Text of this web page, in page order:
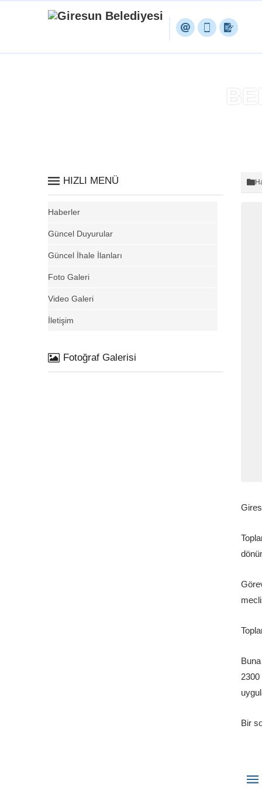
Bir
HIZLI MENÜ
Haberler
Güncel Duyurular
Güncel İhale İlanları
Foto Galeri
Video Galeri
İletişim
Fotoğraf Galerisi